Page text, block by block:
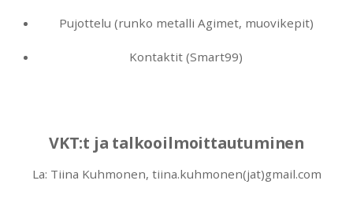
Pujottelu (runko metalli Agimet, muovikepit)
Kontaktit (Smart99)
VKT:t ja talkooilmoittautuminen
La: Tiina Kuhmonen, tiina.kuhmonen(jat)gmail.com